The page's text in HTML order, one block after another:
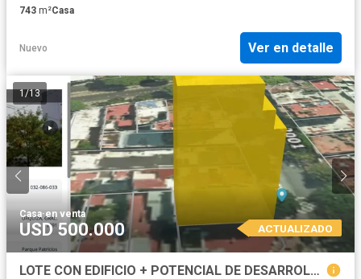
743 m²Casa
Nuevo Ver en detalle
1/13
Casa·en venta
USD 500.000 ACTUALIZADO
LOTE CON EDIFICIO + POTENCIAL DE DESARROLLO | PARQUE PATRICIOS | PB + 4 PISOS | DISTRITO TECNOLÓGICO